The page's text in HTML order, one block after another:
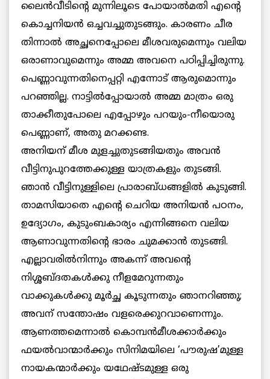
ലൈന്‍വീടിന്റെ മുന്നിലൂടെ പോയാല്‍മതി എന്റെ
കൊച്ചനിയന്‍ ഒച്ചവച്ചുതുടങ്ങും. കാരണം ചീര
തിന്നാല്‍ അച്ഛനെപ്പോലെ മീശവരുമെന്നും വലിയ
ഒരാണാവുമെന്നും അമ്മ അവനെ പഠിപ്പിച്ചിരുന്നു.
പെണ്ണാവുന്നതിനെപ്പറ്റി എന്നോട് ആരുമൊന്നും
പറഞ്ഞില്ല. നാട്ടില്‍പ്പോയാല്‍ അമ്മ മാത്രം ഒരു
താക്കീതുപോലെ എപ്പോഴും പറയും-നീയൊരു
പെണ്ണാണ്, അതു മറക്കണ്ട.
അനിയന് മീശ മുളച്ചുതുടങ്ങിയതും അവന്‍
വീട്ടിനുപുറത്തേക്കുള്ള യാത്രകളും തുടങ്ങി.
ഞാന്‍ വീട്ടിനുള്ളിലെ പ്രാരാബ്ധങ്ങളില്‍ കുടുങ്ങി.
താമസിയാതെ എന്റെ ചെറിയ അനിയന്‍ പഠനം,
ഉദ്യോഗം, കുടുംബകാര്യം എന്നിങ്ങനെ വലിയ
ആണാവുന്നതിന്റെ ഭാരം ചുമക്കാന്‍ തുടങ്ങി.
എല്ലാവരില്‍നിന്നും അകന്ന് അവന്റെ
നിശ്ശബ്ദതകള്‍ക്കു നീളമേറുന്നതും
വാക്കുകള്‍ക്കു മൂര്‍ച്ഛ കൂടുന്നതും ഞാനറിഞ്ഞു;
അവന് സന്തോഷം വളരെക്കുറവാണെന്നും.
ആണത്തമെന്നാല്‍ കൊമ്പന്‍മീശക്കാര്‍ക്കും
ഫയല്‍വാന്മാര്‍ക്കും സിനിമയിലെ ‘പൗരുഷ’മുള്ള
നായകന്മാര്‍ക്കും യഥേഷ്ടമുള്ള ഒരു